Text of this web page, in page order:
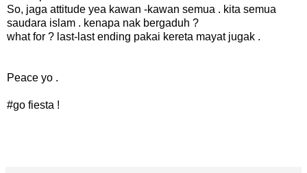
So, jaga attitude yea kawan -kawan semua . kita semua
saudara islam . kenapa nak bergaduh ?
what for ? last-last ending pakai kereta mayat jugak .
Peace yo .
#go fiesta !